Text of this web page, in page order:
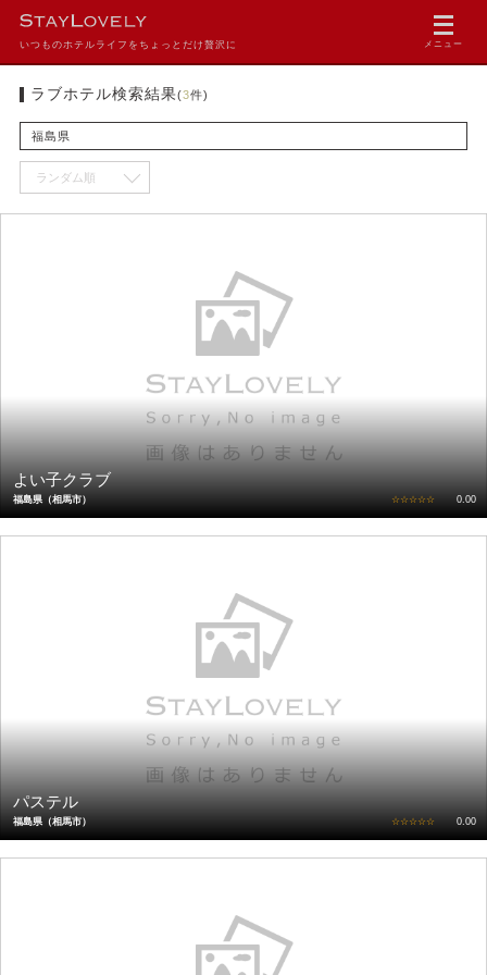
いつものホテルライフをちょっとだけ贅沢に メニュー
ラブホテル検索結果(3件)
福島県
よい子クラブ
福島県（相馬市） ☆☆☆☆☆ 0.00
パステル
福島県（相馬市） ☆☆☆☆☆ 0.00